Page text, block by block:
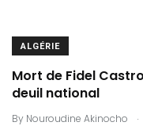
ALGÉRIE
Mort de Fidel
deuil national
By Nouroudine Akinocho .